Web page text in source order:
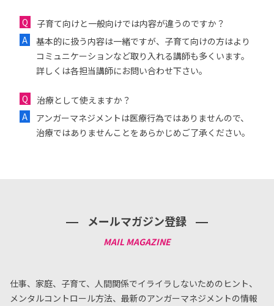
子育て向けと一般向けでは内容が違うのですか？
基本的に扱う内容は一緒ですが、子育て向けの方はより
コミュニケーションなど取り入れる講師も多くいます。
詳しくは各担当講師にお問い合わせ下さい。
治療として使えますか？
アンガーマネジメントは医療行為ではありませんので、
治療ではありませんことをあらかじめご了承ください。
メールマガジン登録
仕事、家庭、子育て、人間関係でイライラしないためのヒント、
メンタルコントロール方法、 最新のアンガーマネジメントの情報